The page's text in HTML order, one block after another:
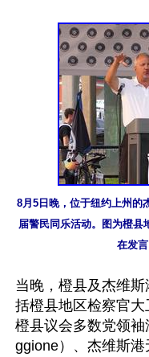
8月5日晚，位于纽约上州
届警民同乐活动。图为橙县
在发
当晚，橙县及杰维
括橙县地区检察官大
橙县议会多数党领袖
ggione）、杰维斯港